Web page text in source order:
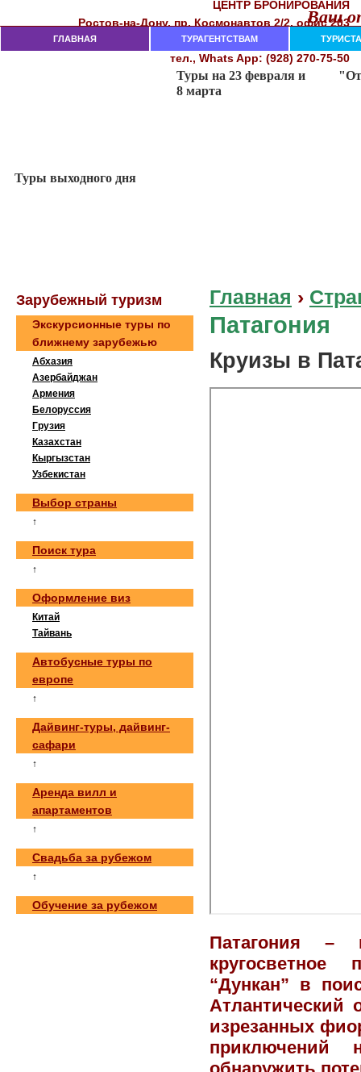
Ваш
ЦЕНТР БРОНИРОВАНИЯ
Рocтoв-нa-Дoнy, пр. Кocмoнaвтoв 2/2, oфиc 203
282-18-00, 282-18-02, 237-74-11
тел., Whats App: (928) 270-75-50
ГЛАВНАЯ ТУРАГЕНТСТВАМ
Главная ›
Патагония
Круизы в
Патагония –
кругосветное
“Дункан” в
Атлантический
изрезанных
Зaрубeжный туризм
Экскурсионные туры по
ближнему зарубежью
Абхазия
Азербайджан
Армения
Белоруссия
Грузия
Казахстан
Кыргызстан
Узбекистан
Выбор страны
↑
Поиск тура
↑
Оформление виз
Китай
Тайвань
Автобусные туры по
европе
↑
Дайвинг-туры, дайвинг-
сафари
↑
Аренда вилл и
апартаментов
↑
Свадьба за рубежом
↑
Обучение за рубежом